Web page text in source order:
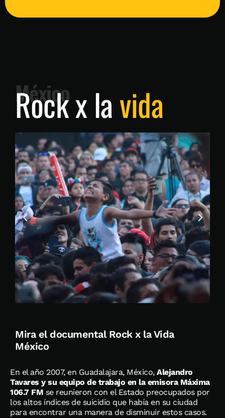
México
Rock x lavida
Mira el documental Rock x la Vida
México
En el año 2007, en Guadalajara, México, Alejandro
Tavares y su equipo de trabajo en la emisora Máxima
106.7 FM se reunieron con el Estado preocupados por
los altos índices de suicidio que había en su ciudad
para encontrar una manera de disminuir estos casos.